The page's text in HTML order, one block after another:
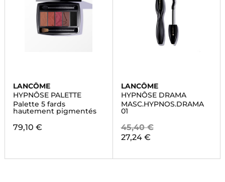
LANCÔME
HYPNÔSE PALETTE
Palette 5 fards
hautement pigmentés
79,10 €
LANCÔME
HYPNÔSE DRAMA
MASC.HYPNOS.DRAMA
01
45,40 €
27,24 €